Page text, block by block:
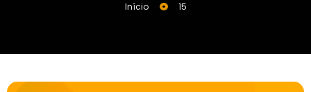
Início 15